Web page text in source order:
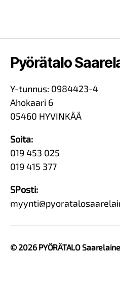
Pyörätalo
Y-tunnus: 0984423-4
Ahokaari 6
05460 HYVINKÄÄ
Soita:
019 453 025
019 415 377
SPosti:
© 2026 PYÖRÄTALO